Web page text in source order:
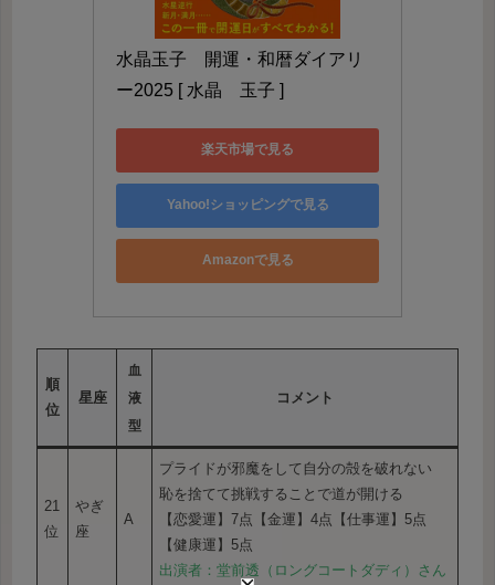
水晶玉子　開運・和暦ダイアリ
ー2025 [ 水晶　玉子 ]
楽天市場で見る
Yahoo!ショッピングで見る
Amazonで見る
順
位
星座
血
液
型
コメント
21
位
やぎ
座
A
プライドが邪魔をして自分の殻を破れない
恥を捨てて挑戦することで道が開ける
【恋愛運】7点【金運】4点【仕事運】5点
【健康運】5点
出演者：堂前透（ロングコートダディ）さん